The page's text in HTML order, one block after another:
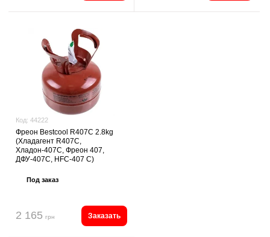
Код: 44222
Фреон Bestcool R407C 2.8kg
(Хладагент R407C,
Хладон-407C, Фреон 407,
ДФУ-407C, HFC-407 C)
Под заказ
2 165 грн Заказать